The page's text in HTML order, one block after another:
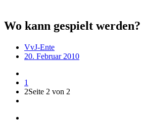
Wo kann gespielt werden?
VvJ-Ente
20. Februar 2010
1
2Seite 2 von 2